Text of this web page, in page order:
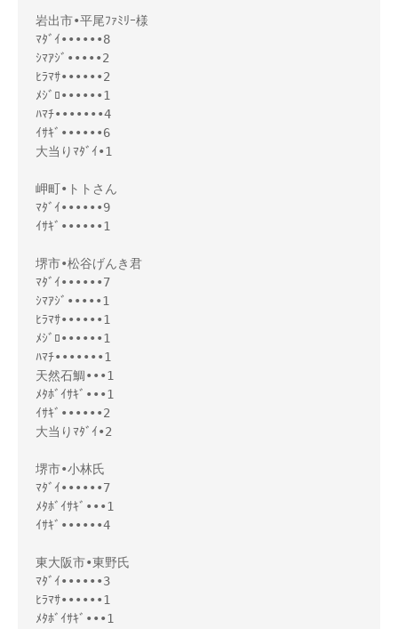
岩出市•平尾ﾌｧﾐﾘｰ様
ﾏﾀﾞｲ••••••8
ｼﾏｱｼﾞ•••••2
ﾋﾗﾏｻ••••••2
ﾒｼﾞﾛ••••••1
ﾊﾏﾁ•••••••4
ｲｻｷﾞ••••••6
大当りﾏﾀﾞｲ•1
岬町•トトさん
ﾏﾀﾞｲ••••••9
ｲｻｷﾞ••••••1
堺市•松谷げんき君
ﾏﾀﾞｲ••••••7
ｼﾏｱｼﾞ•••••1
ﾋﾗﾏｻ••••••1
ﾒｼﾞﾛ••••••1
ﾊﾏﾁ•••••••1
天然石鯛•••1
ﾒﾀﾎﾞｲｻｷﾞ•••1
ｲｻｷﾞ••••••2
大当りﾏﾀﾞｲ•2
堺市•小林氏
ﾏﾀﾞｲ••••••7
ﾒﾀﾎﾞｲｻｷﾞ•••1
ｲｻｷﾞ••••••4
東大阪市•東野氏
ﾏﾀﾞｲ••••••3
ﾋﾗﾏｻ••••••1
ﾒﾀﾎﾞｲｻｷﾞ•••1